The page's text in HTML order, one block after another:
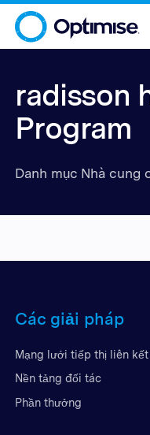
radisson
Program
Danh mục Nhà cung
Các giải pháp
Mạng lưới tiếp thị liên kết
Nền tảng đối tác
Phần thưởng